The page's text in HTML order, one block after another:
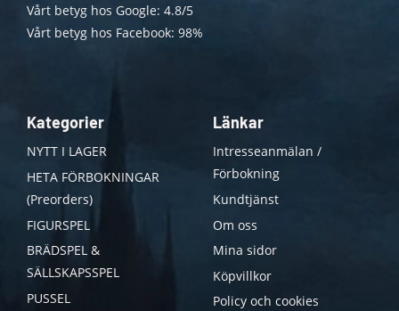
Vårt betyg hos Google: 4.8/5
Vårt betyg hos Facebook: 98%
Kategorier
NYTT I LAGER
HETA FÖRBOKNINGAR
(Preorders)
FIGURSPEL
BRÄDSPEL &
SÄLLSKAPSSPEL
PUSSEL
Länkar
Intresseanmälan /
Förbokning
Kundtjänst
Om oss
Mina sidor
Köpvillkor
Policy och cookies